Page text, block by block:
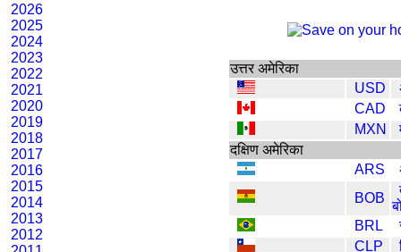
2026
2025
2024
2023
2022
2021
2020
2019
2018
2017
2016
2015
2014
2013
2012
उत्तर अमेरिका
USD
CAD
MXN
दक्षिण अमेरिका
ARS
BOB
BRL
CLP